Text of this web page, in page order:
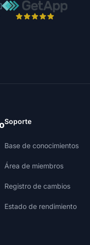
Soporte
Base de conocimientos
Área de miembros
Registro de cambios
Estado de rendimiento